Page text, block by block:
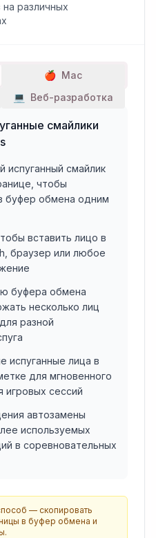
различных
🍎 Mac
💻 Веб-разработка
смайлики
смайлик
чтобы
буфер обмена одним
вставить лицо в
браузер или любое
буфера обмена
несколько лиц
разной
испуганные лица в
для мгновенного
игровых сессий
автозамены
используемых
в соревновательных
— скопировать
в буфер обмена и